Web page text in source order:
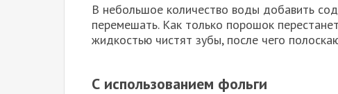
В небольшое количество воды добавить
перемешать. Как только порошок
жидкостью чистят зубы, после чего
С использованием фольги